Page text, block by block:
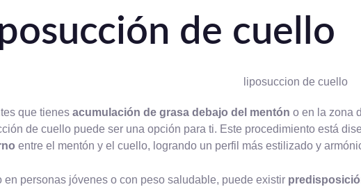
de cuello
que tienes acumulación de grasa debajo del mentón o en la zona
de cuello puede ser una opción para ti. Este procedimiento está
entre el mentón y el cuello, logrando un perfil más estilizado y
en personas jóvenes o con peso saludable, puede existir